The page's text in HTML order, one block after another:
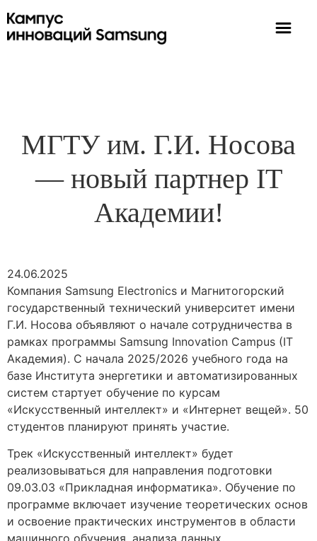
МГТУ им. Г.И. Носова
— новый партнер IT
Академии!
24.06.2025
Компания Samsung Electronics и Магнитогорский
государственный технический университет имени
Г.И. Носова объявляют о начале сотрудничества в
рамках программы Samsung Innovation Campus (IT
Академия). С начала 2025/2026 учебного года на
базе Института энергетики и автоматизированных
систем стартует обучение по курсам
«Искусственный интеллект» и «Интернет вещей». 50
студентов планируют принять участие.
Трек «Искусственный интеллект» будет
реализовываться для направления подготовки
09.03.03 «Прикладная информатика». Обучение по
программе включает изучение теоретических основ
и освоение практических инструментов в области
машинного обучения, анализа данных,